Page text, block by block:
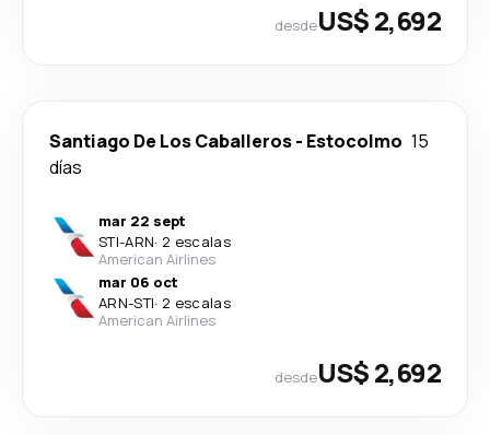
desdeUS$ 2,692
Santiago De Los Caballeros- Estocolmo 15
días
mar 22 sept
STI-ARN· 2 escalas
American Airlines
mar 06 oct
ARN-STI· 2 escalas
American Airlines
desdeUS$ 2,692